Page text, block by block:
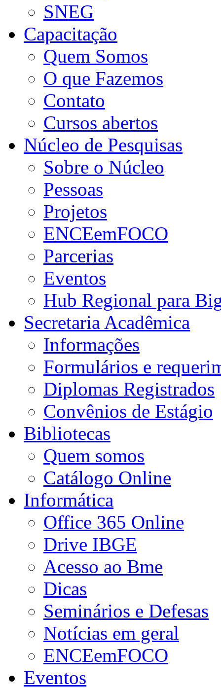
SNEG
Capacitação
Quem Somos
O que Fazemos
Contato
Cursos abertos
Núcleo de Pesquisas
Sobre o Núcleo
Pessoas
Projetos
ENCEemFOCO
Parcerias
Eventos
Hub Regional para
Secretaria Acadêmica
Informações
Formulários e
Diplomas Registrados
Convênios de Estágio
Bibliotecas
Quem somos
Catálogo Online
Informática
Office 365 Online
Drive IBGE
Acesso ao Bme
Dicas
Seminários e Defesas
Notícias em geral
ENCEemFOCO
Eventos